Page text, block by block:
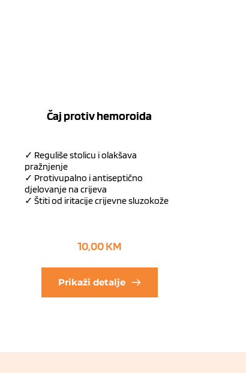
Čaj protiv hemoroida
✓ Reguliše stolicu i olakšava
pražnjenje
✓ Protivupalno i antiseptično
djelovanje na crijeva
✓ Štiti od iritacije crijevne sluzokože
10,00KM
Prikaži detalje